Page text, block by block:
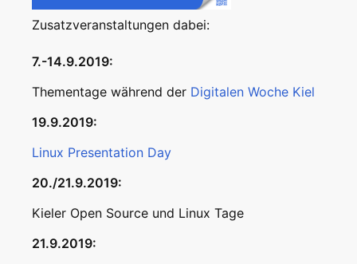
Zusatzveranstaltungen dabei:
7.-14.9.2019:
Thementage während der Digitalen Woche Kiel
19.9.2019:
Linux Presentation Day
20./21.9.2019:
Kieler Open Source und Linux Tage
21.9.2019: